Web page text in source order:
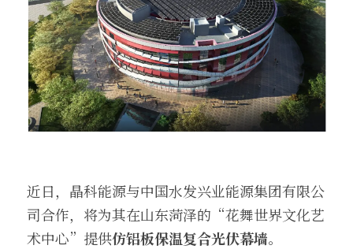
近日，晶科能源与中国水发兴业能源集团有限公
司合作，将为其在山东菏泽的“花舞世界文化艺
术中心”提供仿铝板保温复合光伏幕墙。